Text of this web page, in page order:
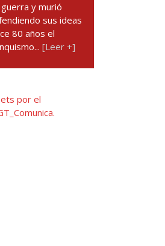
y murió
sus ideas
80 años el
[Leer +]
por el